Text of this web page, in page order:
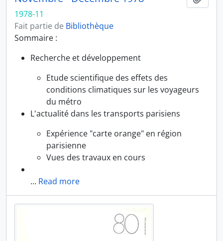
1978-11
Fait partie de Bibliothèque
Sommaire :
Recherche et développement
Etude scientifique des effets des
conditions climatiques sur les voyageurs
du métro
L'actualité dans les transports parisiens
Expérience "carte orange" en région
parisienne
Vues des travaux en cours
… Read more